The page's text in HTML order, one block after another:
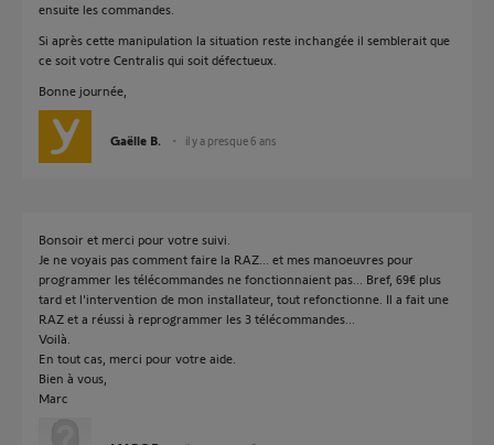
ensuite les commandes.
Si après cette manipulation la situation reste inchangée il semblerait que
ce soit votre Centralis qui soit défectueux.
Bonne journée,
Gaëlle B. il y a presque 6 ans
Bonsoir et merci pour votre suivi.
Je ne voyais pas comment faire la RAZ... et mes manoeuvres pour
programmer les télécommandes ne fonctionnaient pas... Bref, 69€ plus
tard et l'intervention de mon installateur, tout refonctionne. Il a fait une
RAZ et a réussi à reprogrammer les 3 télécommandes...
Voilà.
En tout cas, merci pour votre aide.
Bien à vous,
Marc